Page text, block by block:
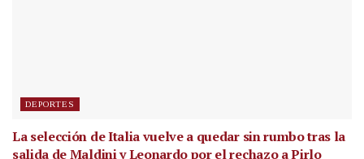
DEPORTES
La selección de Italia vuelve a quedar sin rumbo tras la
salida de Maldini y Leonardo por el rechazo a Pirlo